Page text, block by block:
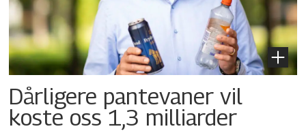
Dårligere pantevaner vil
koste oss 1,3 milliarder